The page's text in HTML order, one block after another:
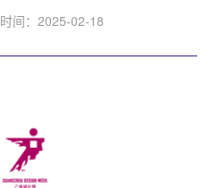
时间：2025-02-18